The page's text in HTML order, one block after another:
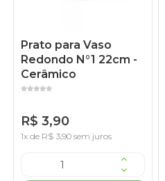
Prato para Vaso
Redondo N°1 22cm -
Cerâmico
R$ 3,90
1x de R$ 3,90 sem juros